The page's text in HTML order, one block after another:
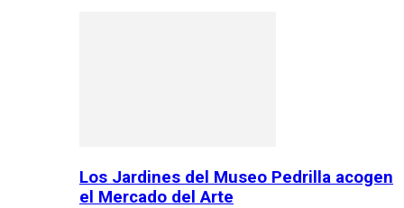
Los Jardines del Museo Pedrilla acogen
el Mercado del Arte